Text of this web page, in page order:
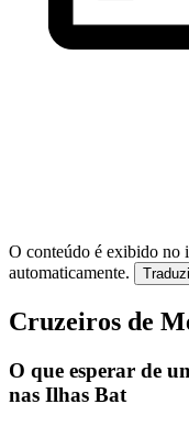
O conteúdo é exibido no
automaticamente.
Cruzeiros de
O que esperar de
nas Ilhas Bat